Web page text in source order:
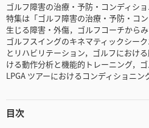
ゴルフ障害の治療・予防・コンディシ
特集は「ゴルフ障害の治療・予防・コ
生じる障害・外傷，ゴルフコーチから
ゴルフスイングのキネマティックシー
とリハビリテーション，ゴルフにおけ
ける動作分析と機能的トレーニング，
LPGA ツアーにおけるコンディショニン
目次